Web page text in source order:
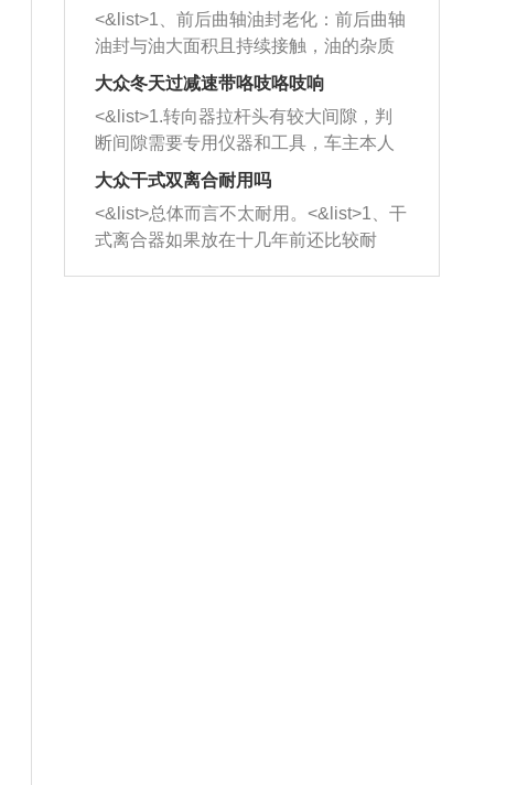
西取出来。但如果是因为积碳过多引起
的堵塞，就需要将三元催化器泡在草酸
洗剂对堵塞的情况得到解决，将清洗剂
放在燃油箱中，与燃油混合后，车辆启
动时，就可以和汽油一起进入到燃烧
室，最后形成废气排出，就可以让三元
催化器得到清洗，排气管堵塞的情况就
能够得到解决。
一圈半的练习，往右同样也要打相同的
圈数。 <&list>3、最后强调要反复练
习，这样就可以形成肌肉记忆，在真实
驾驶车辆时，不需要记忆也能打好方
向。
<&list>1、前后曲轴油封老化：前后曲轴
油封与油大面积且持续接触，油的杂质
和发动机内持续温度变化使其密封效果
逐渐减弱，导致渗油或漏油。<&list>2、
活塞间隙过大：积碳会使活塞环与缸体
的间隙扩大，导致机油流入燃烧室中，
造成烧机油。<&list>3、机油粘度。使用
机油粘度过小的话，同样会有烧机油现
象，机油粘度过小具有很好的流动性，
大众冬天过减速带咯吱咯吱响
<&list>1.转向器拉杆头有较大间隙，判
断间隙需要专用仪器和工具，车主本人
无法制作，需要将车辆送到修理厂或4s
店；<&list>2.车辆半轴套管防尘罩破
裂，破裂后会出现漏油现象，使半轴磨
损严重，磨损的半轴容易损坏，产生异
响；<&list>3.稳定器的转向胶套和球头
大众干式双离合耐用吗
<&list>总体而言不太耐用。<&list>1、干
式离合器如果放在十几年前还比较耐